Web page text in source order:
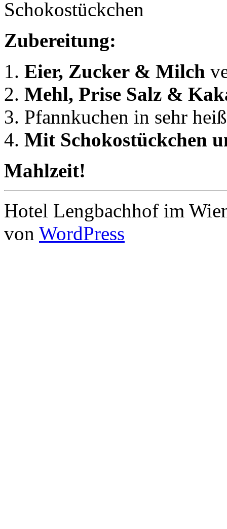
Schokostückchen
Zubereitung:
1. Eier, Zucker & Milch
2. Mehl, Prise Salz &
3. Pfannkuchen in sehr
4. Mit Schokostückchen
Mahlzeit!
Hotel Lengbachhof im
von WordPress